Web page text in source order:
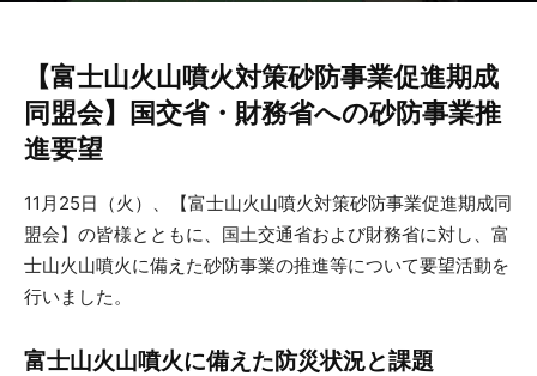
【富士山火山噴火対策砂防事業促進期成
同盟会】国交省・財務省への砂防事業推
進要望
11月25日（火）、【富士山火山噴火対策砂防事業促進期成同
盟会】の皆様とともに、国土交通省および財務省に対し、富
士山火山噴火に備えた砂防事業の推進等について要望活動を
行いました。
富士山火山噴火に備えた防災状況と課題